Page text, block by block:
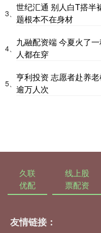
3、
世纪汇通 别人白T搭半
题根本不在身材
4、
九融配资端 今夏火了
人都在穿
5、
亨利投资 志愿者赴养
逾万人次
久联
优配
线上股
票配资
友情链接：